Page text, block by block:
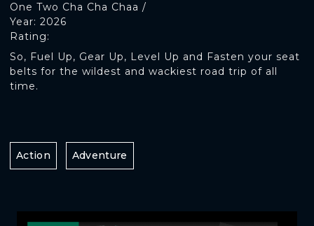
One Two Cha Cha Chaa /
Rating:
Year: 2026
So, Fuel Up, Gear Up, Level Up and Fasten your seat
belts for the wildest and wackiest road trip of all
time.
Action Adventure